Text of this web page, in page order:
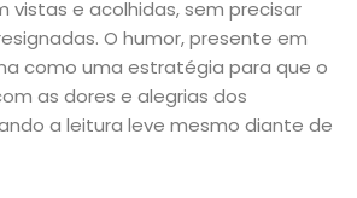
vistas e acolhidas, sem precisar
O humor, presente em
como uma estratégia para que o
as dores e alegrias dos
a leitura leve mesmo diante de